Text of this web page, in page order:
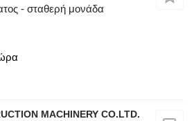
- σταθερή μονάδα
MACHINERY CO.LTD.